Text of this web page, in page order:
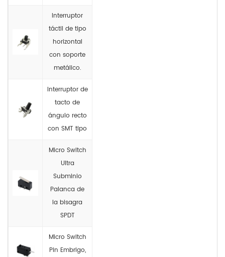
Interruptor
táctil de tipo
horizontal
con soporte
metálico.
Interruptor de
tacto de
ángulo recto
con SMT tipo
Micro Switch
Ultra
Subminio
Palanca de
la bisagra
SPDT
Micro Switch
Pin Embrigo,